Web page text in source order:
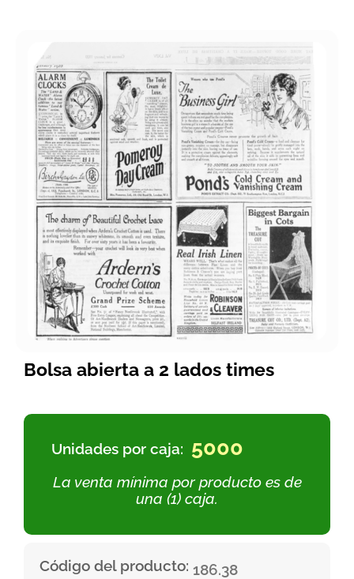
Bolsa abierta a 2 lados times
Unidades por caja: 5000
La venta mínima por producto es de
una (1) caja.
Código del producto: 186.38